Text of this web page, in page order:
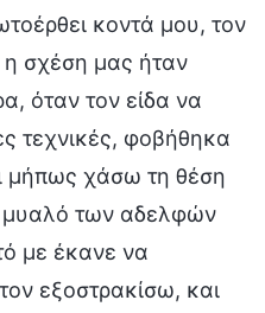
κοντά μου, τον
σχέση μας ήταν
όταν τον είδα να
τεχνικές, φοβήθηκα
μήπως χάσω τη θέση
μυαλό των αδελφών
με έκανε να
εξοστρακίσω, και